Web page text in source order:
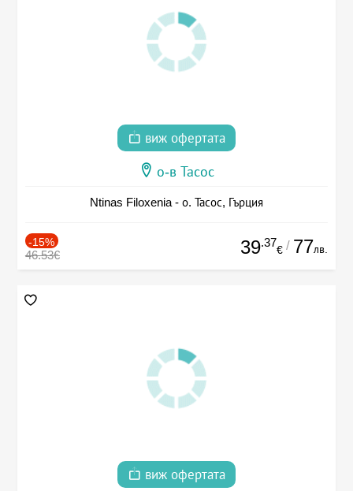
виж офертата
о-в Тасос
Ntinas Filoxenia - о. Тасос, Гърция
-15%
46.53€ 39.37
€ / 77лв.
виж офертата